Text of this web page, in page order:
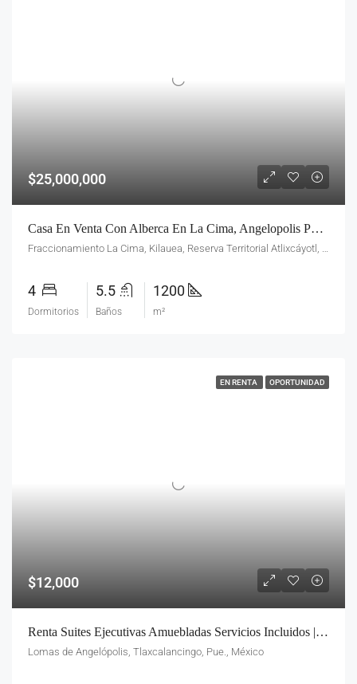
$25,000,000
Casa En Venta Con Alberca En La Cima, Angelopolis Puebla – 1200 M²
Fraccionamiento La Cima, Kilauea, Reserva Territorial Atlixcáyotl, Puebla, Pue., México
4
Dormitorios
5.5
Baños
1200
m²
EN RENTA OPORTUNIDAD
$12,000
Renta Suites Ejecutivas Amuebladas Servicios Incluidos | Sonata Lomas De Angelopolis | Sin Aval
Lomas de Angelópolis, Tlaxcalancingo, Pue., México